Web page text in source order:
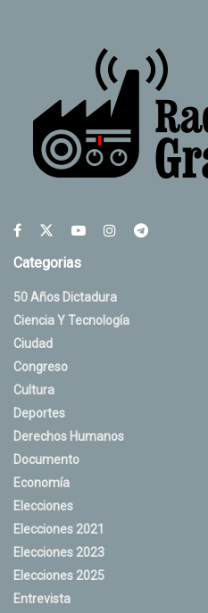
Categorias
50 Años Dictadura
Ciencia Y Tecnología
Ciudad
Congreso
Cultura
Deportes
Derechos Humanos
Documento
Economía
Elecciones
Elecciones 2021
Elecciones 2023
Elecciones 2025
Entrevista